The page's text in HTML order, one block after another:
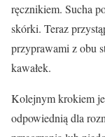
ręcznikiem. Sucha
skórki. Teraz
przyprawami z obu
kawałek.
Kolejnym krokiem
odpowiednią dla